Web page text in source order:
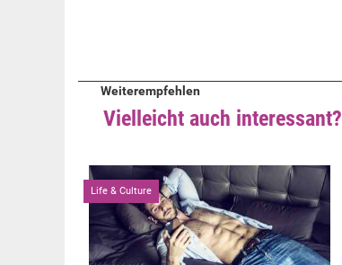
Weiterempfehlen
Vielleicht auch interessant?
Life & Culture